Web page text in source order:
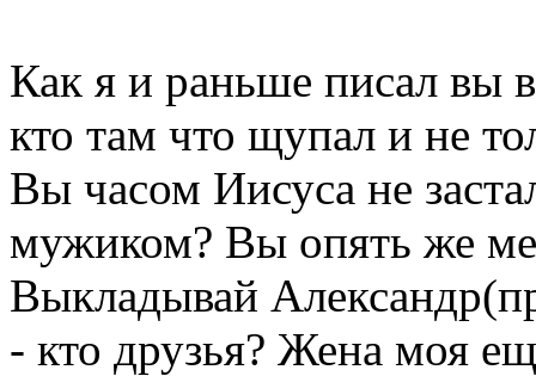
Как я и раньше писал вы
кто там что щупал и не
Вы часом Иисуса не
мужиком? Вы опять же
Выкладывай
- кто друзья? Жена моя